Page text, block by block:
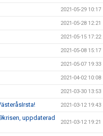
2021-05-29 10:17
2021-05-28 12:21
2021-05-15 17:22
2021-05-08 15:17
2021-05-07 19:33
2021-04-02 10:08
2021-03-30 13:53
2021-03-12 19:43
uppdaterad
2021-03-12 19:21